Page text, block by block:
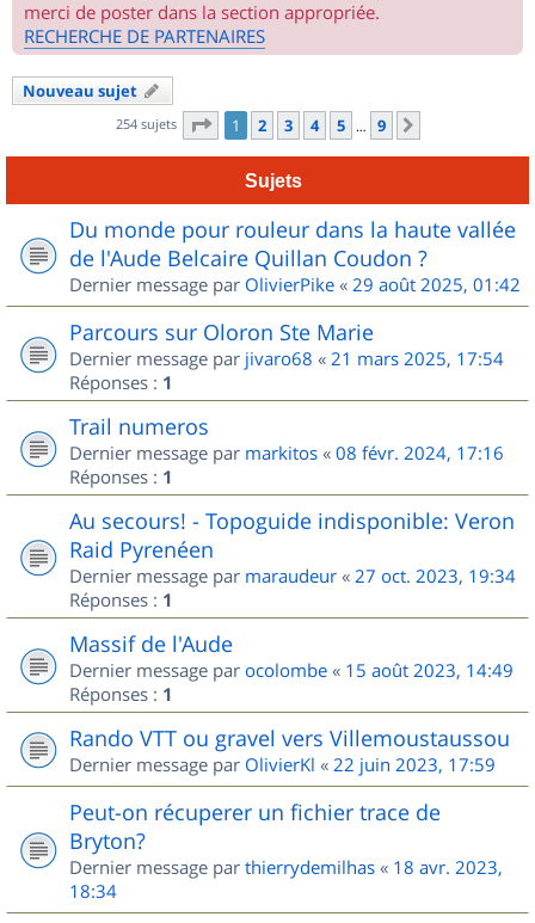
merci de poster dans la section appropriée.
RECHERCHE DE PARTENAIRES
Nouveau sujet
254 sujets Page 1sur
1 2 3 4 5 … 9
Sujets
Du monde pour rouleur dans la haute vallée
de l'Aude Belcaire Quillan Coudon ?
Dernier message par OlivierPike « 29 août 2025, 01:42
Parcours sur Oloron Ste Marie
Dernier message par jivaro68 « 21 mars 2025, 17:54
Réponses : 1
Trail numeros
Dernier message par markitos « 08 févr. 2024, 17:16
Réponses : 1
Au secours! - Topoguide indisponible: Veron
Raid Pyrenéen
Dernier message par maraudeur « 27 oct. 2023, 19:34
Réponses : 1
Massif de l'Aude
Dernier message par ocolombe « 15 août 2023, 14:49
Réponses : 1
Rando VTT ou gravel vers Villemoustaussou
Dernier message par OlivierKl « 22 juin 2023, 17:59
Peut-on récuperer un fichier trace de
Bryton?
Dernier message par thierrydemilhas « 18 avr. 2023,
18:34